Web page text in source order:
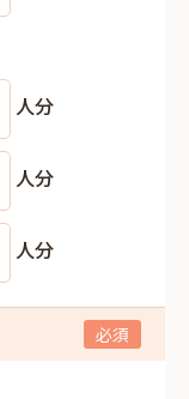
人分
人分
人分